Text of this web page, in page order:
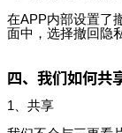
在APP内部设置了
面中，选择撤回隐
四、我们如何共
1、共享